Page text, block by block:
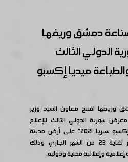
دمشق وريفها
الدولي الثالث
ميديا إكسبو
وريفها افتتح معاون السيد وزير
سورية الدولي الثالث للإعلام
والإعلان والطباعة “ميديا إكسبو سيريا 2021” على أرض مدينة
المعارض بدمشق والمستمر لغاية 23 من الشهر الجاري وذلك